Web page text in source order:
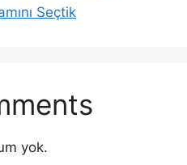
Seçtik
yok.